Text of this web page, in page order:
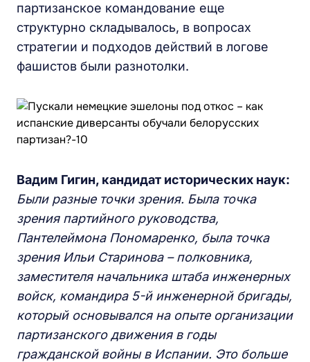
партизанское командование еще
структурно складывалось, в вопросах
стратегии и подходов действий в логове
фашистов были разнотолки.
Вадим Гигин, кандидат исторических наук:
Были разные точки зрения. Была точка
зрения партийного руководства,
ПантелеймонаПономаренко, была точка
зренияИльи Старинова – полковника,
заместителя начальника штаба инженерных
войск, командира 5-й инженерной бригады,
который основывался на опыте организации
партизанского движения в годы
гражданской войны в Испании. Это больше